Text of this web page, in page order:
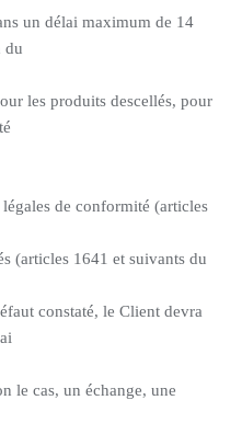
un délai maximum de 14
du
les produits descellés, pour
de conformité (articles
(articles 1641 et suivants du
constaté, le Client devra
le cas, un échange, une